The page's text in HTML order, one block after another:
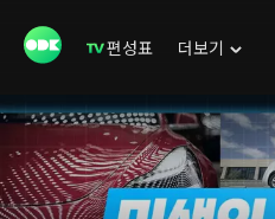
편성표 더보기